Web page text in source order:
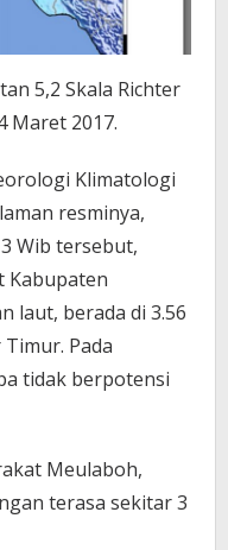
5,2 Skala Richter
Maret 2017.
Klimatologi
resminya,
Wib tersebut,
Kabupaten
laut, berada di 3.56
Pada
tidak berpotensi
Meulaboh,
terasa sekitar 3